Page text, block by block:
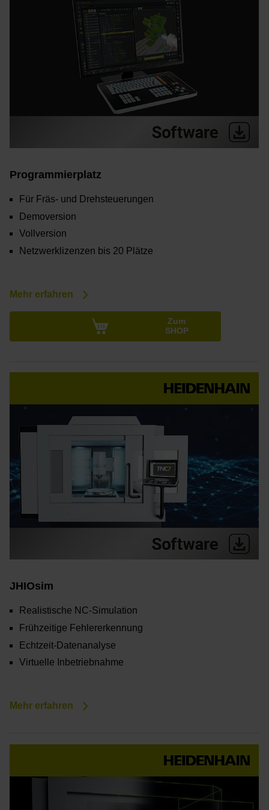
Programmierplatz
Für Fräs- und Drehsteuerungen
Demoversion
Vollversion
Netzwerklizenzen bis 20 Plätze
Mehr erfahren
Zum
SHOP
JHIOsim
Realistische NC-Simulation
Frühzeitige Fehlererkennung
Echtzeit-Datenanalyse
Virtuelle Inbetriebnahme
Mehr erfahren